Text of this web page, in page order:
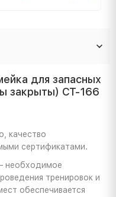
для запасных
закрыты) СТ-166
качество
сертификатами.
необходимое
тренировок и
обеспечивается